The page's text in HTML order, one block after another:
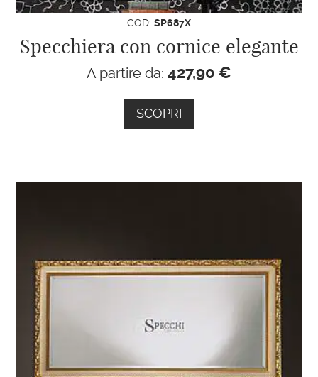
COD: SP687X
Specchiera con cornice elegante
A partire da: 427,90 €
SCOPRI